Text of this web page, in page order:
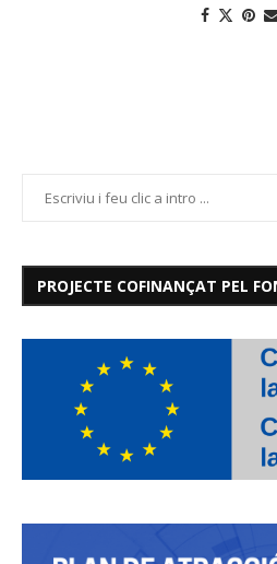
PROJECTE COFINANÇAT PEL